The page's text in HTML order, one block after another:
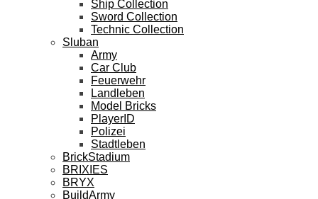
Ship Collection
Sword Collection
Technic Collection
Sluban
Army
Car Club
Feuerwehr
Landleben
Model Bricks
PlayerID
Polizei
Stadtleben
BrickStadium
BRIXIES
BRYX
BuildArmy